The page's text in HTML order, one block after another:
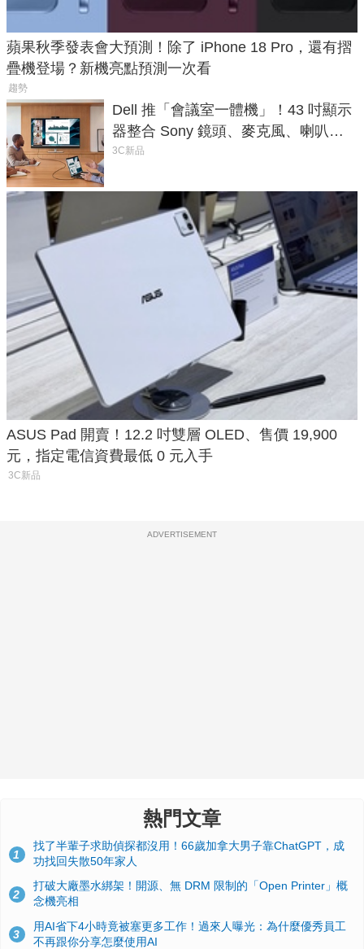
蘋果秋季發表會大預測！除了 iPhone 18 Pro，還有摺
疊機登場？新機亮點預測一次看
趨勢
Dell 推「會議室一體機」！43 吋顯示
器整合 Sony 鏡頭、麥克風、喇叭，
一條 USB-C 就能開會
3C新品
ASUS Pad 開賣！12.2 吋雙層 OLED、售價 19,900
元，指定電信資費最低 0 元入手
3C新品
ADVERTISEMENT
熱門文章
1
找了半輩子求助偵探都沒用！66歲加拿大男子靠ChatGPT，成
功找回失散50年家人
2
打破大廠墨水綁架！開源、無 DRM 限制的「Open Printer」概
念機亮相
3
用AI省下4小時竟被塞更多工作！過來人曝光：為什麼優秀員工
不再跟你分享怎麼使用AI